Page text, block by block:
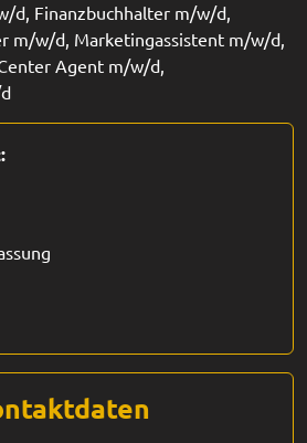
d, Finanzbuchhalter m/w/d,
m/w/d, Marketingassistent m/w/d,
Agent m/w/d,